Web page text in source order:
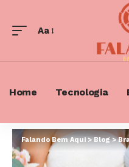
Font
Aa
Home Tecnologia
Falando Bem Aqui>Blog>